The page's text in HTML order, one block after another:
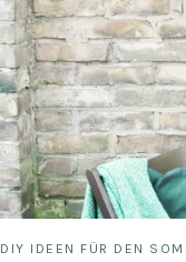
DIY IDEEN FÜR DEN